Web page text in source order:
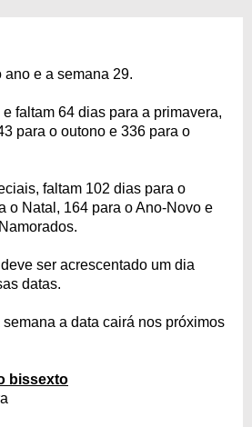
ano e a semana 29.
faltam 64 dias para a primavera,
para o outono e 336 para o
faltam 102 dias para o
o Natal, 164 para o Ano-Novo e
ser acrescentado um dia
datas.
a data cairá nos próximos
bissexto